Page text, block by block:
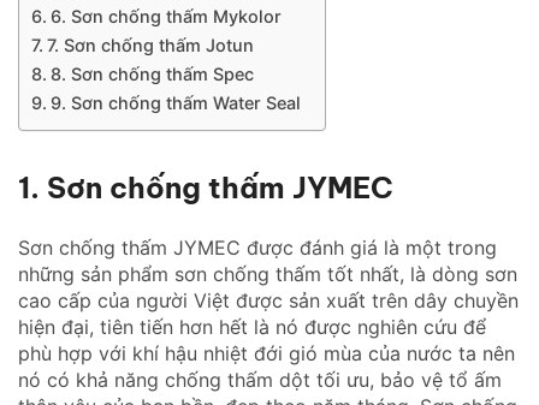
6. Sơn chống thấm Mykolor
7. Sơn chống thấm Jotun
8. Sơn chống thấm Spec
9. Sơn chống thấm Water Seal
1. Sơn chống thấm JYMEC
Sơn chống thấm JYMEC được đánh giá là một trong
những sản phẩm sơn chống thấm tốt nhất, là dòng sơn
cao cấp của người Việt được sản xuất trên dây chuyền
hiện đại, tiên tiến hơn hết là nó được nghiên cứu để
phù hợp với khí hậu nhiệt đới gió mùa của nước ta nên
nó có khả năng chống thấm dột tối ưu, bảo vệ tổ ấm